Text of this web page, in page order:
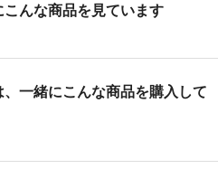
んな商品を見ています
一緒にこんな商品を購入して